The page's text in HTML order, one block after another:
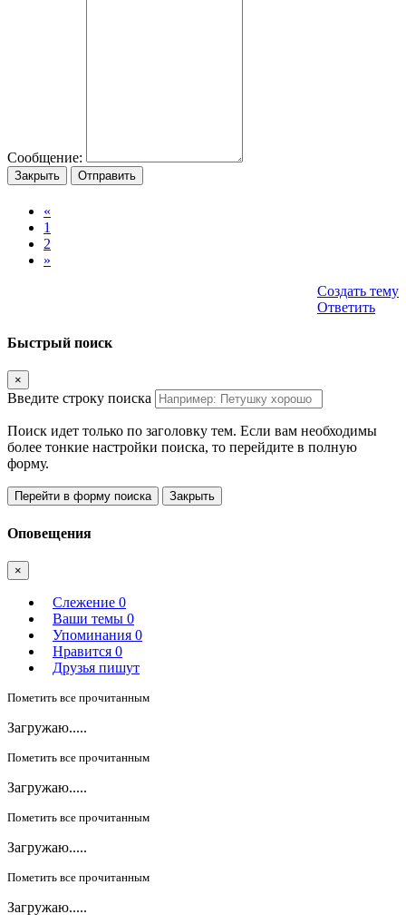
Сообщение:
Закрыть Отправить
«
1
2
»
Создать тему
Ответить
Быстрый поиск
×
Введите строку поиска
Поиск идет только по заголовку тем. Если вам необходимы
более тонкие настройки поиска, то перейдите в полную
форму.
Перейти в форму поиска Закрыть
Оповещения
×
Слежение 0
Ваши темы 0
Упоминания 0
Нравится 0
Друзья пишут
Пометить все прочитанным
Загружаю.....
Пометить все прочитанным
Загружаю.....
Пометить все прочитанным
Загружаю.....
Пометить все прочитанным
Загружаю.....